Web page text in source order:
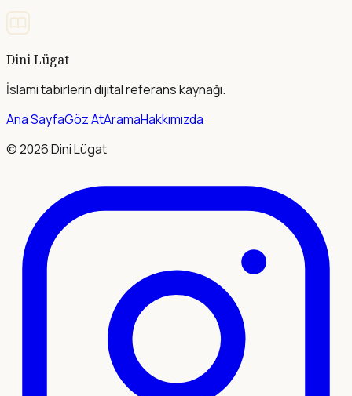
Dini Lügat
İslami tabirlerin dijital referans kaynağı.
Ana SayfaGöz AtAramaHakkımızda
©2026Dini Lügat